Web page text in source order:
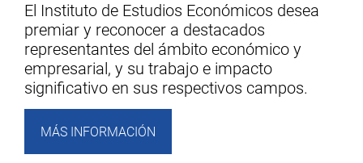
El Instituto de Estudios Económicos desea
premiar y reconocer a destacados
representantes del ámbito económico y
empresarial, y su trabajo e impacto
significativo en sus respectivos campos.
MÁS INFORMACIÓN